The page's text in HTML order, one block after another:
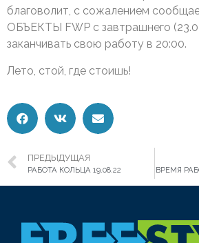
благоволит, с сожалением
ОБЪЕКТЫ FWP с завтрашнего
заканчивать свою работу в 20:00.
Лето, стой, где стоишь!
ПРЕДЫДУЩАЯ
РАБОТА КОЛЬЦА 19.08.22 ВРЕМЯ